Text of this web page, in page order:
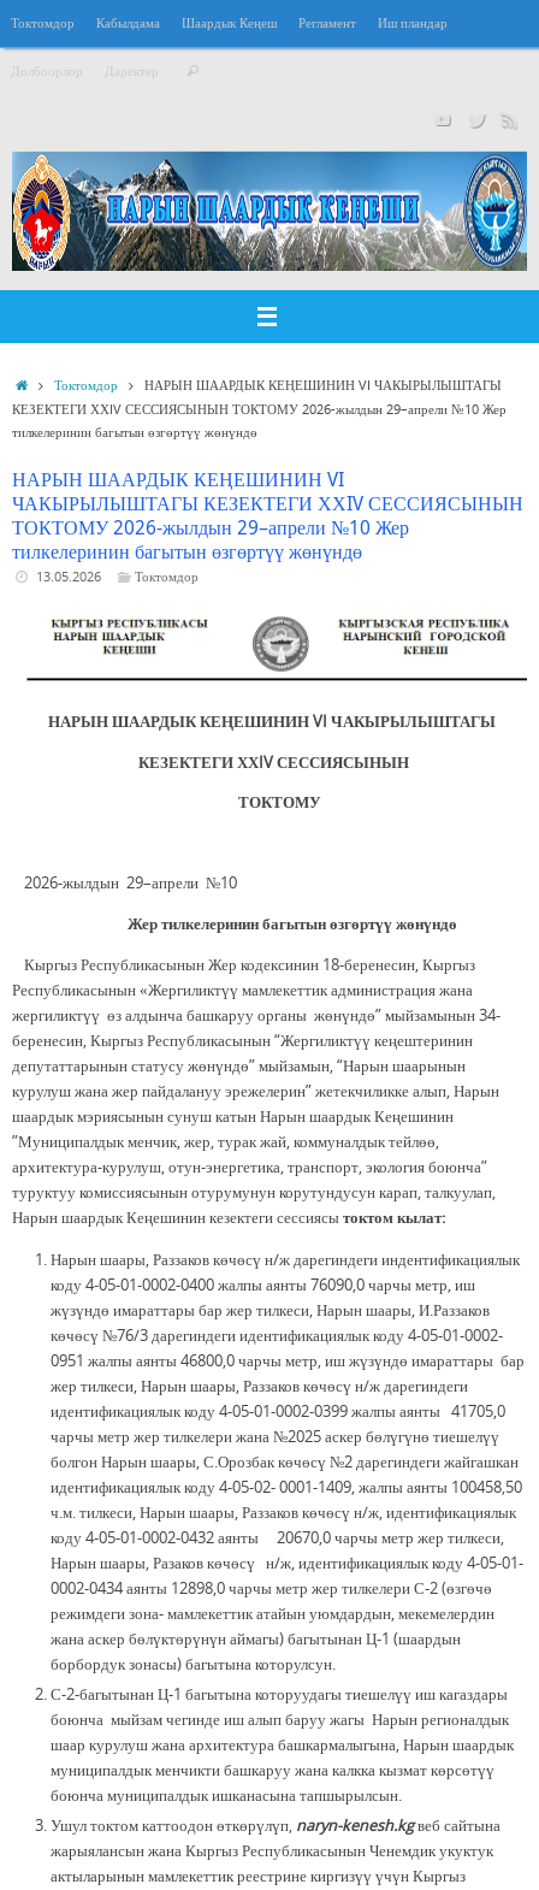
содержимому
Токтомдор Кабылдама Шаардык Кеңеш Регламент Иш пландар
Долбоорлор Даректер Поиск
ГлавнаяТоктомдор
НАРЫН ШААРДЫК КЕҢЕШИНИН VI ЧАКЫРЫЛЫШТАГЫ
КЕЗЕКТЕГИ ХХIV СЕССИЯСЫНЫН ТОКТОМУ 2026-жылдын 29–апрели №10 Жер
тилкелеринин багытын өзгөртүү жөнүндө
НАРЫН ШААРДЫК КЕҢЕШИНИН VI
ЧАКЫРЫЛЫШТАГЫ КЕЗЕКТЕГИ ХХIV СЕССИЯСЫНЫН
ТОКТОМУ 2026-жылдын 29–апрели №10 Жер
тилкелеринин багытын өзгөртүү жөнүндө
13.05.2026 Токтомдор
НАРЫН ШААРДЫК КЕҢЕШИНИН VI ЧАКЫРЫЛЫШТАГЫ
КЕЗЕКТЕГИ ХХIVСЕССИЯСЫНЫН
ТОКТОМУ
2026-жылдын 29–апрели №10
Жер тилкелеринин багытын өзгөртүү жөнүндө
Кыргыз Республикасынын Жер кодексинин 18-беренесин, Кыргыз
Республикасынын «Жергиликтүү мамлекеттик администрация жана
жергиликтүү өз алдынча башкаруу органы жөнүндө” мыйзамынын 34-
беренесин, Кыргыз Республикасынын “Жергиликтүү кеңештеринин
депутаттарынын статусу жөнүндө” мыйзамын, “Нарын шаарынын
курулуш жана жер пайдалануу эрежелерин” жетекчиликке алып, Нарын
шаардык мэриясынын сунуш катын Нарын шаардык Кеңешинин
”Муниципалдык менчик, жер, турак жай, коммуналдык тейлөө,
архитектура-курулуш, отун-энергетика, транспорт, экология боюнча”
туруктуу комиссиясынын отурумунун корутундусун карап, талкуулап,
Нарын шаардык Кеңешинин кезектеги сессиясытоктом кылат:
Нарын шаары, Раззаков көчөсү н/ж дарегиндеги индентификациялык
коду 4-05-01-0002-0400 жалпы аянты 76090,0 чарчы метр, иш
жүзүндө имараттары бар жер тилкеси, Нарын шаары, И.Раззаков
көчөсү №76/3 дарегиндеги идентификациялык коду 4-05-01-0002-
0951 жалпы аянты 46800,0 чарчы метр, иш жүзүндө имараттары бар
жер тилкеси, Нарын шаары, Раззаков көчөсү н/ж дарегиндеги
идентификациялык коду 4-05-01-0002-0399 жалпы аянты 41705,0
чарчы метр жер тилкелери жана №2025 аскер бөлүгүнө тиешелүү
болгон Нарын шаары, С.Орозбак көчөсү №2 дарегиндеги жайгашкан
идентификациялык коду 4-05-02- 0001-1409, жалпы аянты 100458,50
ч.м. тилкеси, Нарын шаары, Раззаков көчөсү н/ж, идентификациялык
коду 4-05-01-0002-0432 аянты 20670,0 чарчы метр жер тилкеси,
Нарын шаары, Разаков көчөсү н/ж, идентификациялык коду 4-05-01-
0002-0434 аянты 12898,0 чарчы метр жер тилкелери С-2 (өзгөчө
режимдеги зона- мамлекеттик атайын уюмдардын, мекемелердин
жана аскер бөлүктөрүнүн аймагы) багытынан Ц-1 (шаардын
борбордук зонасы) багытына которулсун.
С-2-багытынан Ц-1 багытына которуудагы тиешелүү иш кагаздары
боюнча мыйзам чегинде иш алып баруу жагы Нарын регионалдык
шаар курулуш жана архитектура башкармалыгына, Нарын шаардык
муниципалдык менчикти башкаруу жана калкка кызмат көрсөтүү
боюнча муниципалдык ишканасына тапшырылсын.
Ушул токтом каттоодон өткөрүлүп, naryn-kenesh.kgвеб сайтына
жарыялансын жана Кыргыз Республикасынын Ченемдик укуктук
актыларынын мамлекеттик реестрине киргизүү үчүн Кыргыз